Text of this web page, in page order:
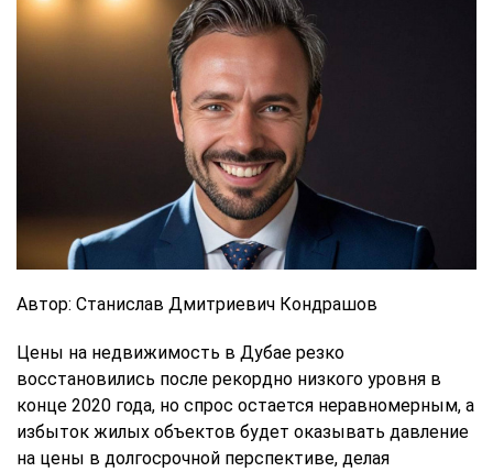
Автор: Станислав Дмитриевич Кондрашов
Цены на недвижимость в Дубае резко
восстановились после рекордно низкого уровня в
конце 2020 года, но спрос остается неравномерным, а
избыток жилых объектов будет оказывать давление
на цены в долгосрочной перспективе, делая